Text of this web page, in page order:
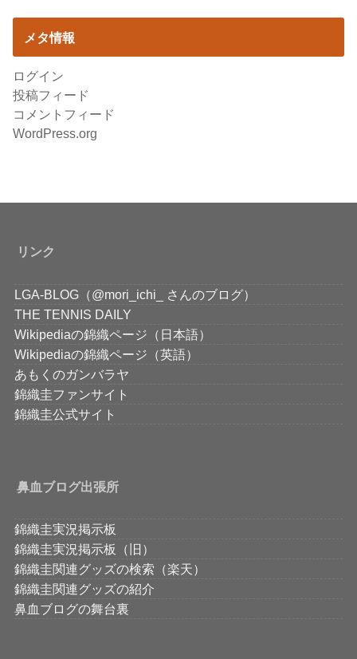
メタ情報
ログイン
投稿フィード
コメントフィード
WordPress.org
リンク
LGA-BLOG（@mori_ichi_ さんのブログ）
THE TENNIS DAILY
Wikipediaの錦織ページ（日本語）
Wikipediaの錦織ページ（英語）
あもくのガンバラヤ
錦織圭ファンサイト
錦織圭公式サイト
鼻血ブログ出張所
錦織圭実況掲示板
錦織圭実況掲示板（旧）
錦織圭関連グッズの検索（楽天）
錦織圭関連グッズの紹介
鼻血ブログの舞台裏